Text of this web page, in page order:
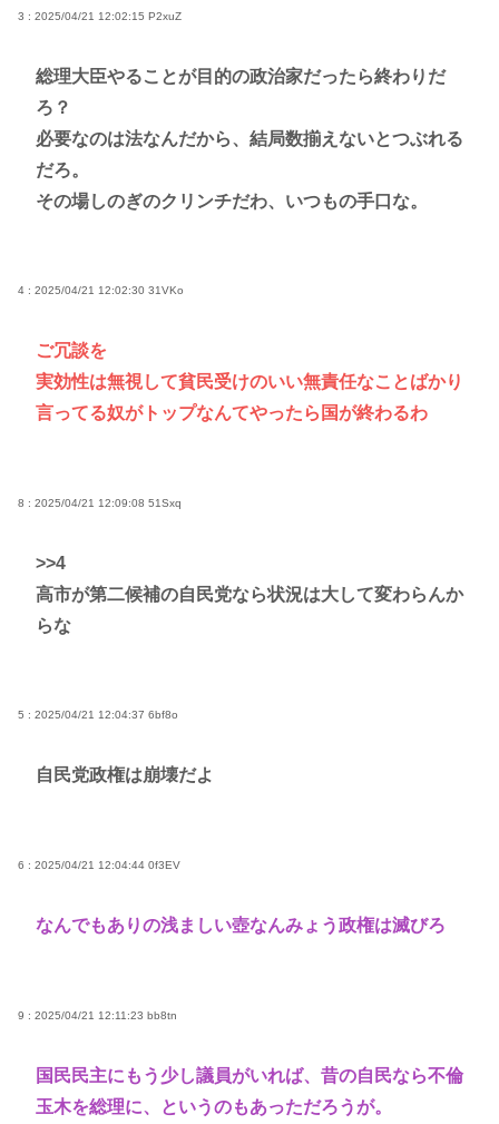
3 : 2025/04/21 12:02:15 P2xuZ
総理大臣やることが目的の政治家だったら終わりだ
ろ？
必要なのは法なんだから、結局数揃えないとつぶれる
だろ。
その場しのぎのクリンチだわ、いつもの手口な。
4 : 2025/04/21 12:02:30 31VKo
ご冗談を
実効性は無視して貧民受けのいい無責任なことばかり
言ってる奴がトップなんてやったら国が終わるわ
8 : 2025/04/21 12:09:08 51Sxq
>>4
高市が第二候補の自民党なら状況は大して変わらんか
らな
5 : 2025/04/21 12:04:37 6bf8o
自民党政権は崩壊だよ
6 : 2025/04/21 12:04:44 0f3EV
なんでもありの浅ましい壺なんみょう政権は滅びろ
9 : 2025/04/21 12:11:23 bb8tn
国民民主にもう少し議員がいれば、昔の自民なら不倫
玉木を総理に、というのもあっただろうが。